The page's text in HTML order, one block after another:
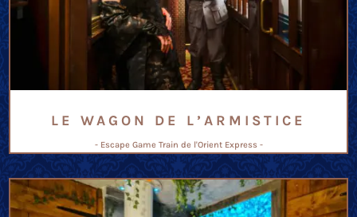
LE WAGON DE L’ARMISTICE
- Escape Game Train de l'Orient Express -